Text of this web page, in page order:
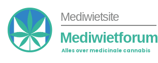
Mediwietsite
Mediwietforum
Alles over medicinale cannabis